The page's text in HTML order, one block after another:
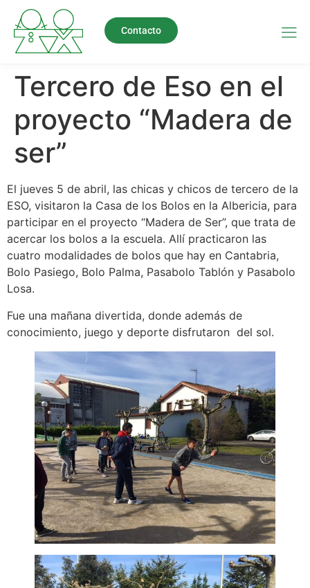
Contacto
Tercero de Eso en el
proyecto “Madera de
ser”
El jueves 5 de abril, las chicas y chicos de tercero de la
ESO, visitaron la Casa de los Bolos en la Albericia, para
participar en el proyecto “Madera de Ser”, que trata de
acercar los bolos a la escuela. Allí practicaron las
cuatro modalidades de bolos que hay en Cantabria,
Bolo Pasiego, Bolo Palma, Pasabolo Tablón y Pasabolo
Losa.
Fue una mañana divertida, donde además de
conocimiento, juego y deporte disfrutaron del sol.